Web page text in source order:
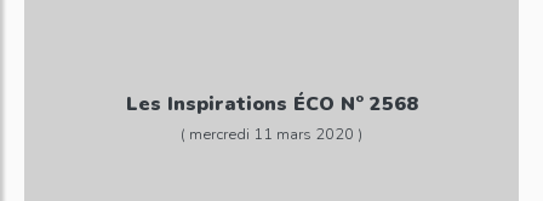
Les Inspirations ÉCO N° 2568
( mercredi 11 mars 2020 )